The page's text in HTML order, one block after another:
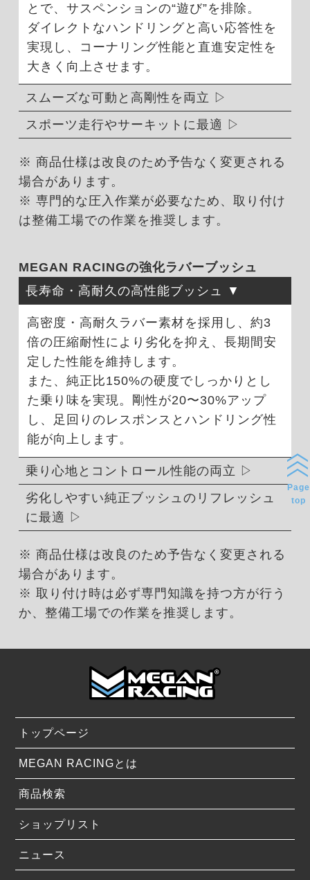
とで、サスペンションの“遊び”を排除。
ダイレクトなハンドリングと高い応答性を
実現し、コーナリング性能と直進安定性を
大きく向上させます。
スムーズな可動と高剛性を両立
スポーツ走行やサーキットに最適
※ 商品仕様は改良のため予告なく変更される
場合があります。
※ 専門的な圧入作業が必要なため、取り付け
は整備工場での作業を推奨します。
MEGAN RACINGの強化ラバーブッシュ
長寿命・高耐久の高性能ブッシュ
高密度・高耐久ラバー素材を採用し、約3
倍の圧縮耐性により劣化を抑え、長期間安
定した性能を維持します。
また、純正比150%の硬度でしっかりとし
た乗り味を実現。剛性が20〜30%アップ
し、足回りのレスポンスとハンドリング性
能が向上します。
乗り心地とコントロール性能の両立
劣化しやすい純正ブッシュのリフレッシュ
に最適
※ 商品仕様は改良のため予告なく変更される
場合があります。
※ 取り付け時は必ず専門知識を持つ方が行う
か、整備工場での作業を推奨します。
トップページ
MEGAN RACINGとは
商品検索
ショップリスト
ニュース
Page
top